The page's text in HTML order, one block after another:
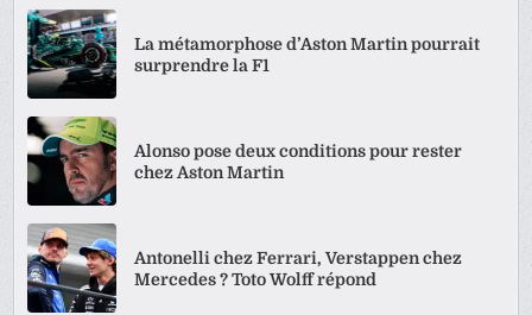
La métamorphose d’Aston Martin pourrait
surprendre la F1
Alonso pose deux conditions pour rester
chez Aston Martin
Antonelli chez Ferrari, Verstappen chez
Mercedes ? Toto Wolff répond